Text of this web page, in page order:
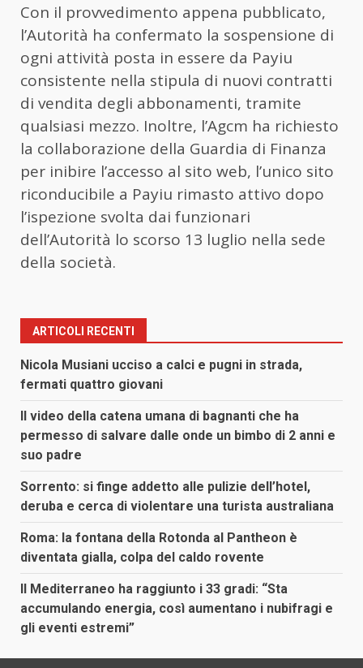
Con il provvedimento appena pubblicato,
l’Autorità ha confermato la sospensione di
ogni attività posta in essere da Payiu
consistente nella stipula di nuovi contratti
di vendita degli abbonamenti, tramite
qualsiasi mezzo. Inoltre, l’Agcm ha richiesto
la collaborazione della Guardia di Finanza
per inibire l’accesso al sito web, l’unico sito
riconducibile a Payiu rimasto attivo dopo
l’ispezione svolta dai funzionari
dell’Autorità lo scorso 13 luglio nella sede
della società.
ARTICOLI RECENTI
Nicola Musiani ucciso a calci e pugni in strada,
fermati quattro giovani
Il video della catena umana di bagnanti che ha
permesso di salvare dalle onde un bimbo di 2 anni e
suo padre
Sorrento: si finge addetto alle pulizie dell’hotel,
deruba e cerca di violentare una turista australiana
Roma: la fontana della Rotonda al Pantheon è
diventata gialla, colpa del caldo rovente
Il Mediterraneo ha raggiunto i 33 gradi: “Sta
accumulando energia, così aumentano i nubifragi e
gli eventi estremi”